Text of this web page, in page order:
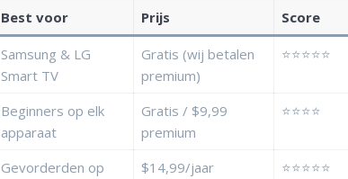
Best voor Prijs Score
Samsung & LG
Smart TV
Gratis (wij betalen
premium)
⭐⭐⭐⭐⭐
Beginners op elk
apparaat
Gratis / $9,99
premium
⭐⭐⭐⭐
Gevorderden op
$14,99/jaar ⭐⭐⭐⭐⭐